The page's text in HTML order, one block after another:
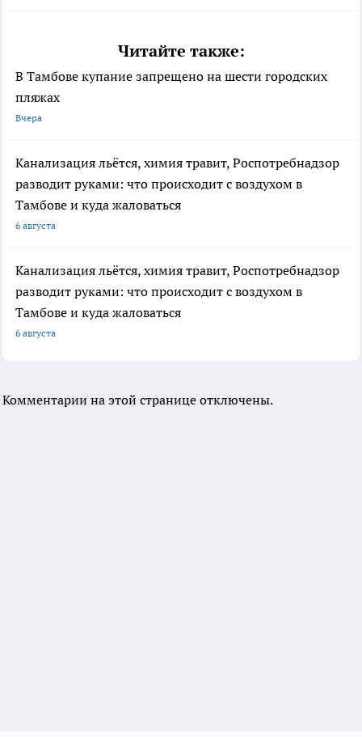
Читайте также:
В Тамбове купание запрещено на шести городских
пляжах
Вчера
Канализация льётся, химия травит, Роспотребнадзор
разводит руками: что происходит с воздухом в
Тамбове и куда жаловаться
6 августа
Канализация льётся, химия травит, Роспотребнадзор
разводит руками: что происходит с воздухом в
Тамбове и куда жаловаться
6 августа
Комментарии на этой странице отключены.